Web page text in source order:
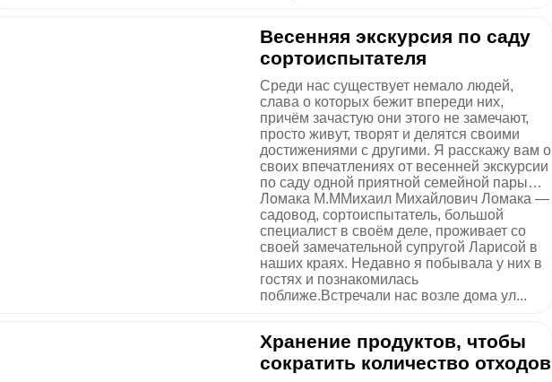
Весенняя экскурсия по саду
сортоиспытателя
Среди нас существует немало людей,
слава о которых бежит впереди них,
причём зачастую они этого не замечают,
просто живут, творят и делятся своими
достижениями с другими. Я расскажу вам о
своих впечатлениях от весенней экскурсии
по саду одной приятной семейной пары…
Ломака М.ММихаил Михайлович Ломака —
садовод, сортоиспытатель, большой
специалист в своём деле, проживает со
своей замечательной супругой Ларисой в
наших краях. Недавно я побывала у них в
гостях и познакомилась
поближе.Встречали нас возле дома ул...
Хранение продуктов, чтобы
сократить количество отходов